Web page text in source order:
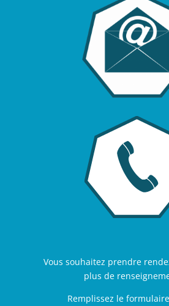
Vous souhaitez prendre
plus de
Remplissez le